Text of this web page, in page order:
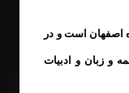
اصفهان است و در
و زبان و ادبیات